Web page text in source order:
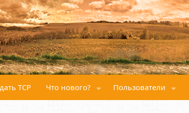
ТСР Что нового? Пользователи